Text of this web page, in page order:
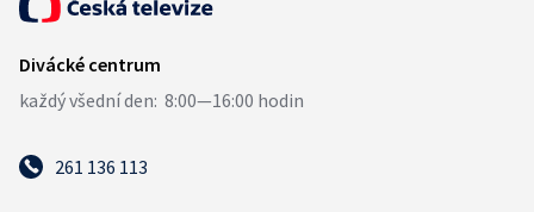
261 136 113